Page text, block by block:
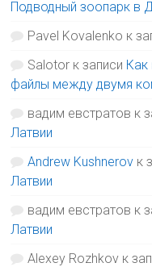
Подводный зоопарк в
Pavel Kovalenko к
Salotor к записи Как
файлы между двумя
вадим евстратов к
Латвии
Andrew Kushnerov к
Латвии
вадим евстратов к
Латвии
Alexey Rozhkov к